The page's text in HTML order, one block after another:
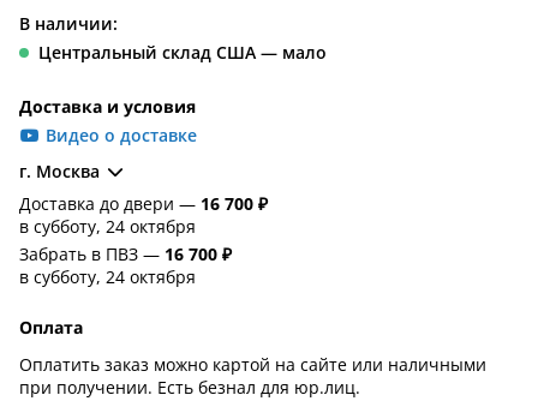
В наличии:
Центральный склад США — мало
Доставка и условия
Видео о доставке
г. Москва
Доставка до двери — 16 700 ₽
в субботу, 24 октября
Забрать в ПВЗ — 16 700 ₽
в субботу, 24 октября
Оплата
Оплатить заказ можно картой на сайте или наличными
при получении. Есть безнал для юр.лиц.